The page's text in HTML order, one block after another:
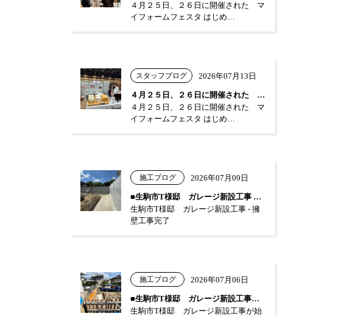
４月２５日、２６日に開催された マ
イフォームフェスタ はじめ…
スタッフブログ 2026年07月13日
４月２５日、２６日に開催された マイフォ…
４月２５日、２６日に開催された マ
イフォームフェスタ はじめ…
施工ブログ 2026年07月09日
■生駒市T様邸 ガレージ新設工事 …
生駒市T様邸 ガレージ新設工事 - 擁
壁工事完了
施工ブログ 2026年07月06日
■生駒市T様邸 ガレージ新設工事が始まり…
生駒市T様邸 ガレージ新設工事が始